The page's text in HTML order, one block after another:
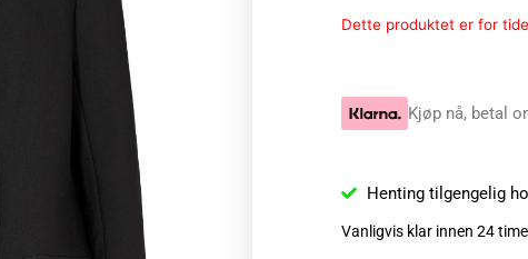
Dette produktet er for
Kjøp nå, betal
Henting tilgengelig
Vanligvis klar innen 24